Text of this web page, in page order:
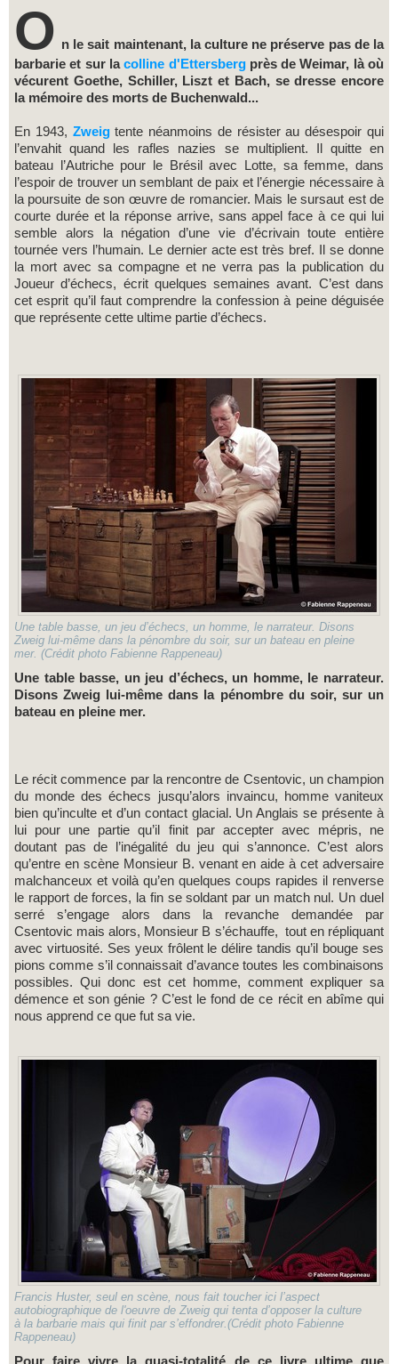
O n le sait maintenant, la culture ne préserve pas de la
barbarie et sur lacolline d'Ettersbergprès de Weimar, là où
vécurent Goethe, Schiller, Liszt et Bach, se dresse encore
la mémoire des morts de Buchenwald...
En 1943, Zweigtente néanmoins de résister au désespoir qui
l’envahit quand les rafles nazies se multiplient. Il quitte en
bateau l’Autriche pour le Brésil avec Lotte, sa femme, dans
l’espoir de trouver un semblant de paix et l’énergie nécessaire à
la poursuite de son œuvre de romancier. Mais le sursaut est de
courte durée et la réponse arrive, sans appel face à ce qui lui
semble alors la négation d’une vie d’écrivain toute entière
tournée vers l’humain. Le dernier acte est très bref. Il se donne
la mort avec sa compagne et ne verra pas la publication du
Joueur d’échecs, écrit quelques semaines avant. C’est dans
cet esprit qu’il faut comprendre la confession à peine déguisée
que représente cette ultime partie d’échecs.
Une table basse, un jeu d’échecs, un homme, le narrateur. Disons
Zweig lui-même dans la pénombre du soir, sur un bateau en pleine
mer. (Crédit photo Fabienne Rappeneau)
Une table basse, un jeu d’échecs, un homme, le narrateur.
Disons Zweig lui-même dans la pénombre du soir, sur un
bateau en pleine mer.
Le récit commence par la rencontre de Csentovic, un champion
du monde des échecs jusqu’alors invaincu, homme vaniteux
bien qu’inculte et d’un contact glacial. Un Anglais se présente à
lui pour une partie qu’il finit par accepter avec mépris, ne
doutant pas de l’inégalité du jeu qui s’annonce. C’est alors
qu’entre en scène Monsieur B. venant en aide à cet adversaire
malchanceux et voilà qu’en quelques coups rapides il renverse
le rapport de forces, la fin se soldant par un match nul. Un duel
serré s’engage alors dans la revanche demandée par
Csentovic mais alors, Monsieur B s’échauffe, tout en répliquant
avec virtuosité. Ses yeux frôlent le délire tandis qu’il bouge ses
pions comme s’il connaissait d’avance toutes les combinaisons
possibles. Qui donc est cet homme, comment expliquer sa
démence et son génie ? C’est le fond de ce récit en abîme qui
nous apprend ce que fut sa vie.
Francis Huster, seul en scène, nous fait toucher ici l’aspect
autobiographique de l'oeuvre de Zweig qui tenta d’opposer la culture
à la barbarie mais qui finit par s’effondrer.(Crédit photo Fabienne
Rappeneau)
Pour faire vivre la quasi-totalité de ce livre ultime que